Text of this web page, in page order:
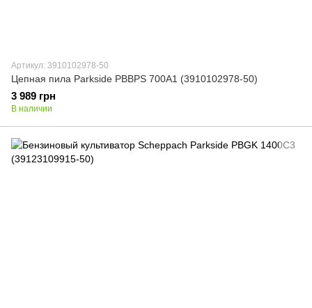
Артикул: 3910102978-50
Цепная пила Parkside PBBPS 700A1 (3910102978-50)
3 989 грн
В наличии